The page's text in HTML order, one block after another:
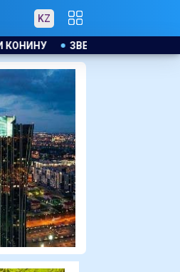
KZ
В ТЮРЕМНОМ ТРИЛЛЕРЕ С